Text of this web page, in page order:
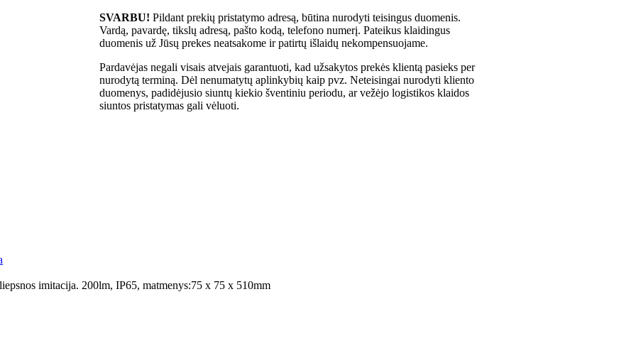
SVARBU! Pildant prekių pristatymo adresą, būtina nurodyti teisingus duomenis.
Vardą, pavardę, tikslų adresą, pašto kodą, telefono numerį. Pateikus klaidingus
duomenis už Jūsų prekes neatsakome ir patirtų išlaidų nekompensuojame.
Pardavėjas negali visais atvejais garantuoti, kad užsakytos prekės klientą pasieks per
nurodytą terminą. Dėl nenumatytų aplinkybių kaip pvz. Neteisingai nurodyti kliento
duomenys, padidėjusio siuntų kiekio šventiniu periodu, ar vežėjo logistikos klaidos
siuntos pristatymas gali vėluoti.
imitacija. 200lm, IP65, matmenys:75 x 75 x 510mm